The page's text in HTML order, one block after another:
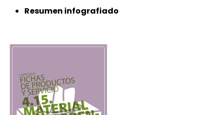
Resumen infografiado